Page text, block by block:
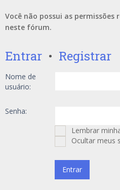
Você não possui as
neste fórum.
Entrar • Registrar
Nome de
usuário:
Senha:
Lembrar
Ocultar meus